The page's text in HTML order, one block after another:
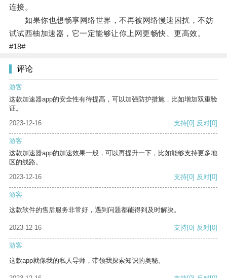
连接。
如果你也想畅享网络世界，不再被网络慢速困扰，不妨
试试西柚加速器，它一定能够让你上网更畅快、更高效。
#18#
评论
游客
这款加速器app的安全性有待提高，可以加强防护措施，比如增加双重验
证。
2023-12-16
支持[0] 反对[0]
游客
这款加速器app的加速效果一般，可以再提升一下，比如能够支持更多地
区的线路。
2023-12-16
支持[0] 反对[0]
游客
这款软件的售后服务非常好，遇到问题都能得到及时解决。
2023-12-16 支持[0] 反对[0]
游客
这款app就像我的私人导师，带领我探索知识的奥秘。